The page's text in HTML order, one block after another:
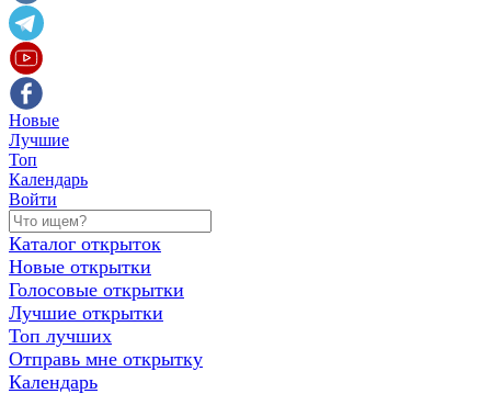
Новые
Лучшие
Топ
Календарь
Войти
Каталог открыток
Новые открытки
Голосовые открытки
Лучшие открытки
Топ лучших
Отправь мне открытку
Календарь